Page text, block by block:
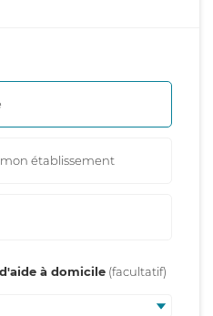
établissement
à domicile